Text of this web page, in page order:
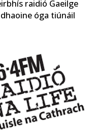
raidió Gaeilge
óga tiúnáil